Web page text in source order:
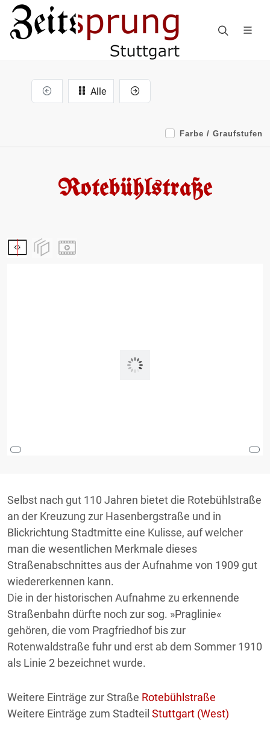
Alle
Farbe / Graufstufen
Rotebühlstraße
Selbst nach gut 110 Jahren bietet die Rotebühlstraße
an der Kreuzung zur Hasenbergstraße und in
Blickrichtung Stadtmitte eine Kulisse, auf welcher
man die wesentlichen Merkmale dieses
Straßenabschnittes aus der Aufnahme von 1909 gut
wiedererkennen kann.
Die in der historischen Aufnahme zu erkennende
Straßenbahn dürfte noch zur sog. »Praglinie«
gehören, die vom Pragfriedhof bis zur
Rotenwaldstraße fuhr und erst ab dem Sommer 1910
als Linie 2 bezeichnet wurde.
Weitere Einträge zur Straße Rotebühlstraße
Weitere Einträge zum Stadteil Stuttgart (West)